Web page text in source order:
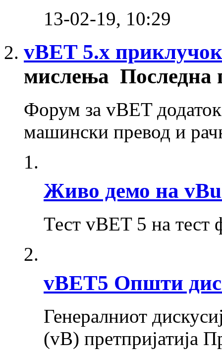
13-02-19, 10:29
vBET 5.x
мислења Последна
Форум за vBET
машински превод и
Живо демо на
Тест vBET 5 на тест
vBET5 Општи
Генералниот
(vB) претпријатија